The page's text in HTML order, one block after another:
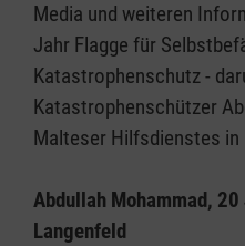
Media und weiteren
Jahr Flagge für
Katastrophenschutz -
Katastrophenschützer
Malteser Hilfsdienstes in
Abdullah Mohammad,
Langenfeld